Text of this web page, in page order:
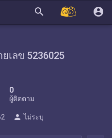
search account_circle
เลข 5236025
0
ผู้ติดตาม
person ไม่ระบุ